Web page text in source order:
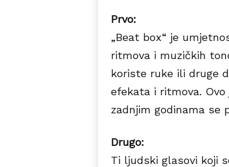
Prvo:
„Beat box“ je
ritmova i muzičkih
koriste ruke ili druge
efekata i ritmova.
zadnjim godinama se
Drugo:
Ti ljudski glasovi koji